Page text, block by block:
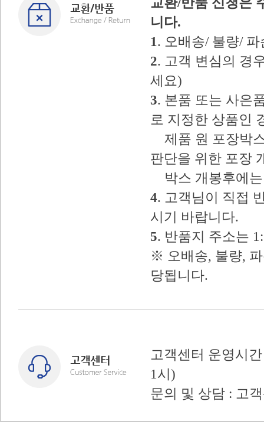
니다.
1. 오배송/ 불량/
2. 고객 변심의 경
세요)
3. 본품 또는 사은
로 지정한 상품인
제품 원 포장박
판단을 위한 포장
박스 개봉후에는
4. 고객님이 직접
시기 바랍니다.
5. 반품지 주소는
※ 오배송, 불량,
당됩니다.
고객센터 운영시
1시)
문의 및 상담 : 고